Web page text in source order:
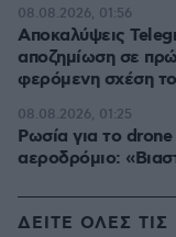
Αποκαλύψεις
αποζημίωση σε
φερόμενη σχέση
08.08.2026, 01:56
Ρωσία για το
αεροδρόμιο:
08.08.2026, 01:25
ΔΕΙΤΕ ΟΛΕΣ ΤΙΣ